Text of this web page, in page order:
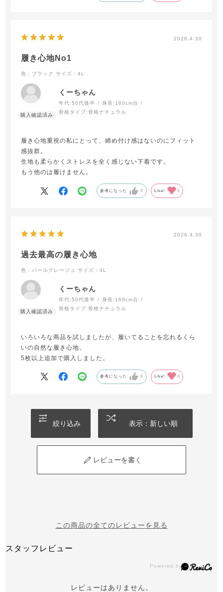
2026.4.30
履き心地No1
色：ブラック サイズ：4L
くーちゃん
年代:50代後半 身長: 160cm台
骨格タイプ:骨格ナチュラル
履き心地重視の私にとって、締め付け感はないのにフィット
感抜群。
生地も柔らかくストレスを全く感じない下着です。
もう他のは履けません。
参考になった 0 Like! 0
2026.4.30
過去最高の履き心地
色：パールグレージュ サイズ：4L
くーちゃん
年代:50代後半 身長: 160cm台
骨格タイプ:骨格ナチュラル
いろいろな商品を試しましたが、履いてることを忘れるくら
いの自然な履き心地。
5枚以上追加で購入しました。
参考になった 0 Like! 0
絞り込み 表示：新しい順
レビューを書く
この商品の全てのレビューを見る
スタッフレビュー
レビューはありません。